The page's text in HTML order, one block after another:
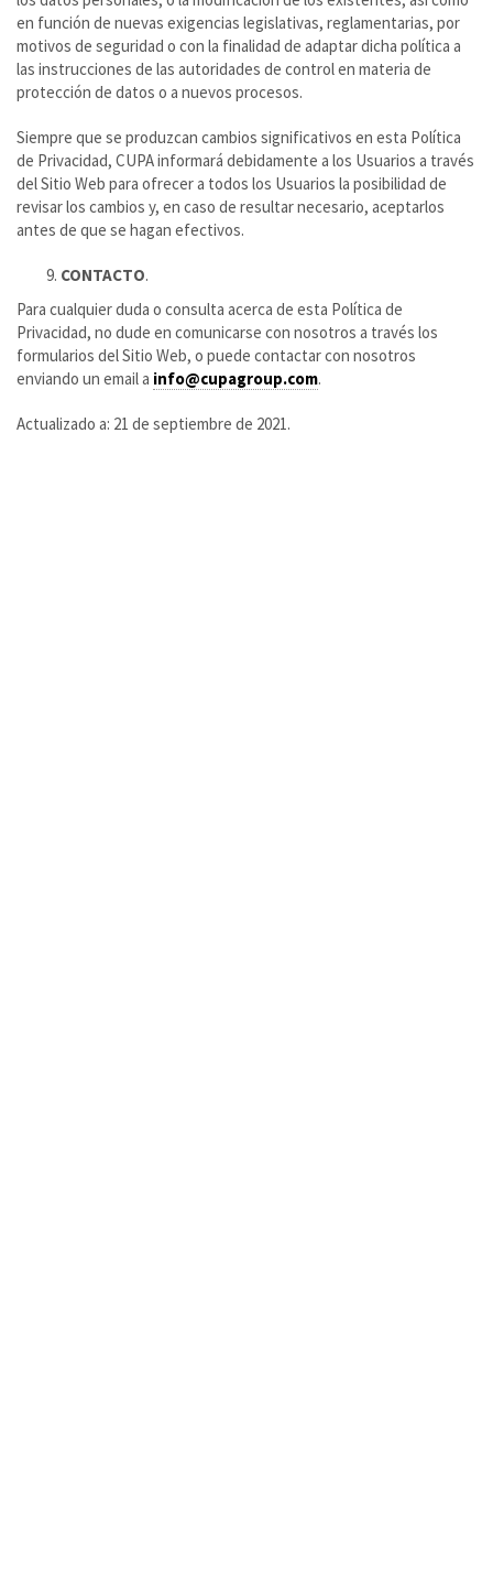
en función de nuevas exigencias legislativas, reglamentarias, por
motivos de seguridad o con la finalidad de adaptar dicha política a
las instrucciones de las autoridades de control en materia de
protección de datos o a nuevos procesos.
Siempre que se produzcan cambios significativos en esta Política
de Privacidad, CUPA informará debidamente a los Usuarios a través
del Sitio Web para ofrecer a todos los Usuarios la posibilidad de
revisar los cambios y, en caso de resultar necesario, aceptarlos
antes de que se hagan efectivos.
CONTACTO.
Para cualquier duda o consulta acerca de esta Política de
Privacidad, no dude en comunicarse con nosotros a través los
formularios del Sitio Web, o puede contactar con nosotros
enviando un email a info@cupagroup.com.
Actualizado a: 21 de septiembre de 2021.